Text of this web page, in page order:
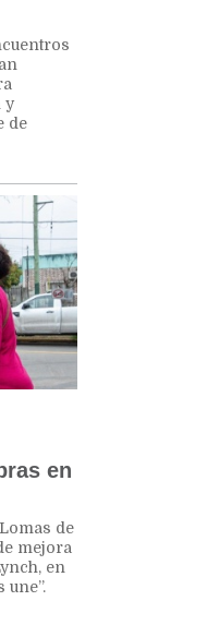
y
de
en
de
mejora
en
une”.